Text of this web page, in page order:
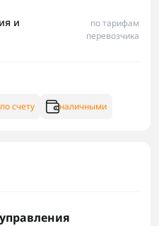
и
по тарифам
перевозчика
счету наличными